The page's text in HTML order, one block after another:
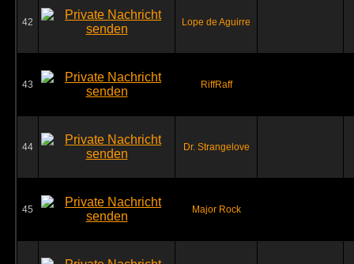
42 Lope de Aguirre
43 RiffRaff
44 Dr. Strangelove
45 Major Rock